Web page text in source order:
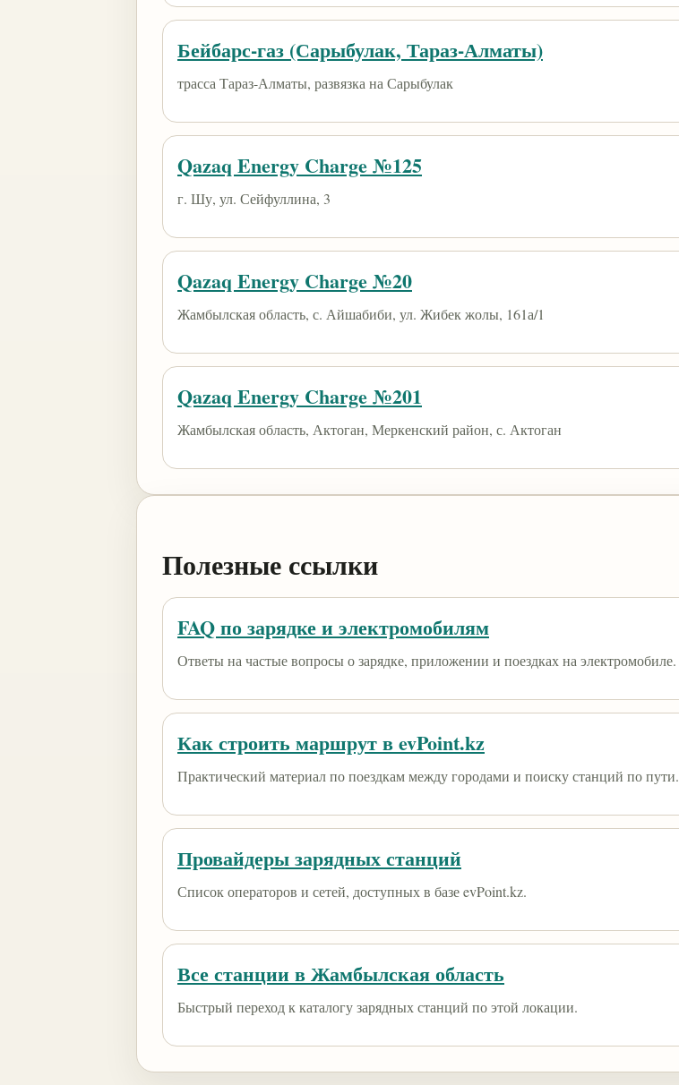
Бейбарс-газ (Сарыбулак, Тараз-Алматы)
трасса Тараз-Алматы, развязка на Сарыбулак
Qazaq Energy Charge №125
г. Шу, ул. Сейфуллина, 3
Qazaq Energy Charge №20
Жамбылская область, с. Айшабиби, ул. Жибек жолы, 161а/1
Qazaq Energy Charge №201
Жамбылская область, Актоган, Меркенский район, с. Актоган
Полезные ссылки
FAQ по зарядке и электромобилям
Ответы на частые вопросы о зарядке, приложении и поездках на электромобиле.
Как строить маршрут в evPoint.kz
Практический материал по поездкам между городами и поиску станций по пути.
Провайдеры зарядных станций
Список операторов и сетей, доступных в базе evPoint.kz.
Все станции в Жамбылская область
Быстрый переход к каталогу зарядных станций по этой локации.